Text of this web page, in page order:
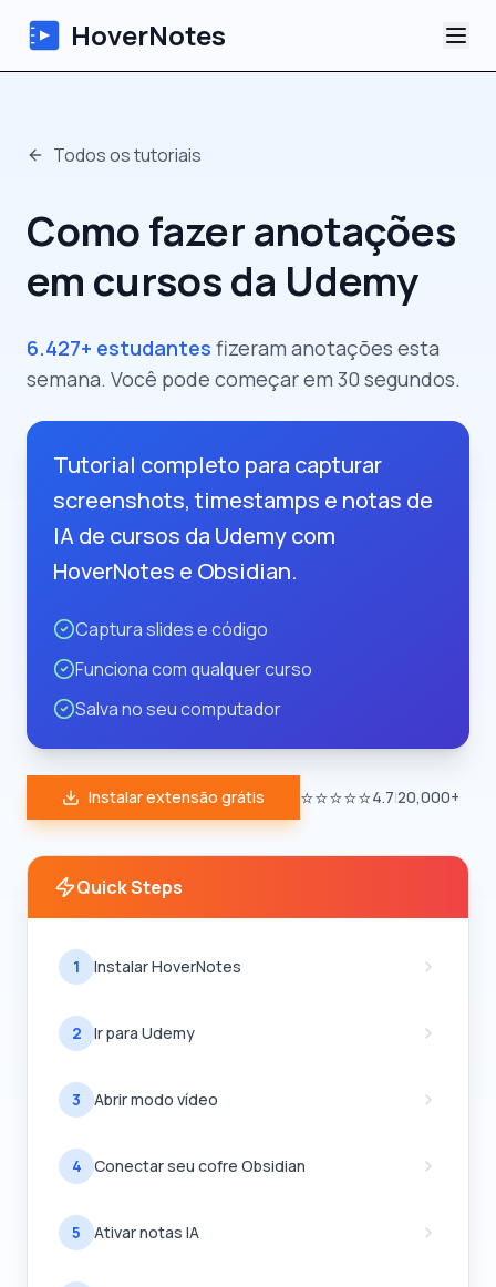
HoverNotes
Notas de Vídeo com IA
Tutoriais
Sobre
Todos os tutoriais
Como fazer anotações
em cursos da Udemy
6.427+ estudantes fizeram anotações esta
semana. Você pode começar em 30 segundos.
Tutorial completo para capturar
screenshots, timestamps e notas de
IA de cursos da Udemy com
HoverNotes e Obsidian.
Captura slides e código
Funciona com qualquer curso
Salva no seu computador
Instalar extensão grátis ⭐⭐⭐⭐⭐4.7|20,000+
Quick Steps
1 Instalar HoverNotes
2 Ir para Udemy
3 Abrir modo vídeo
4 Conectar seu cofre Obsidian
5 Ativar notas IA